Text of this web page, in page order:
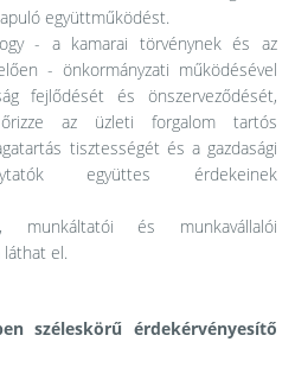
együttműködést.
- a kamarai törvénynek és az
- önkormányzati működésével
fejlődését és önszerveződését,
az üzleti forgalom tartós
tisztességét és a gazdasági
együttes érdekeinek
munkáltatói és munkavállalói
el.
széleskörű érdekérvényesítő